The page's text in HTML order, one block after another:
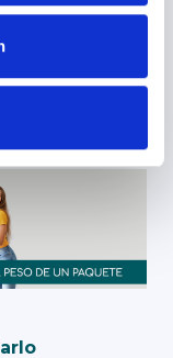
personalizar
de redes
web con
y análisis
información
recopilado a
deberá
hace